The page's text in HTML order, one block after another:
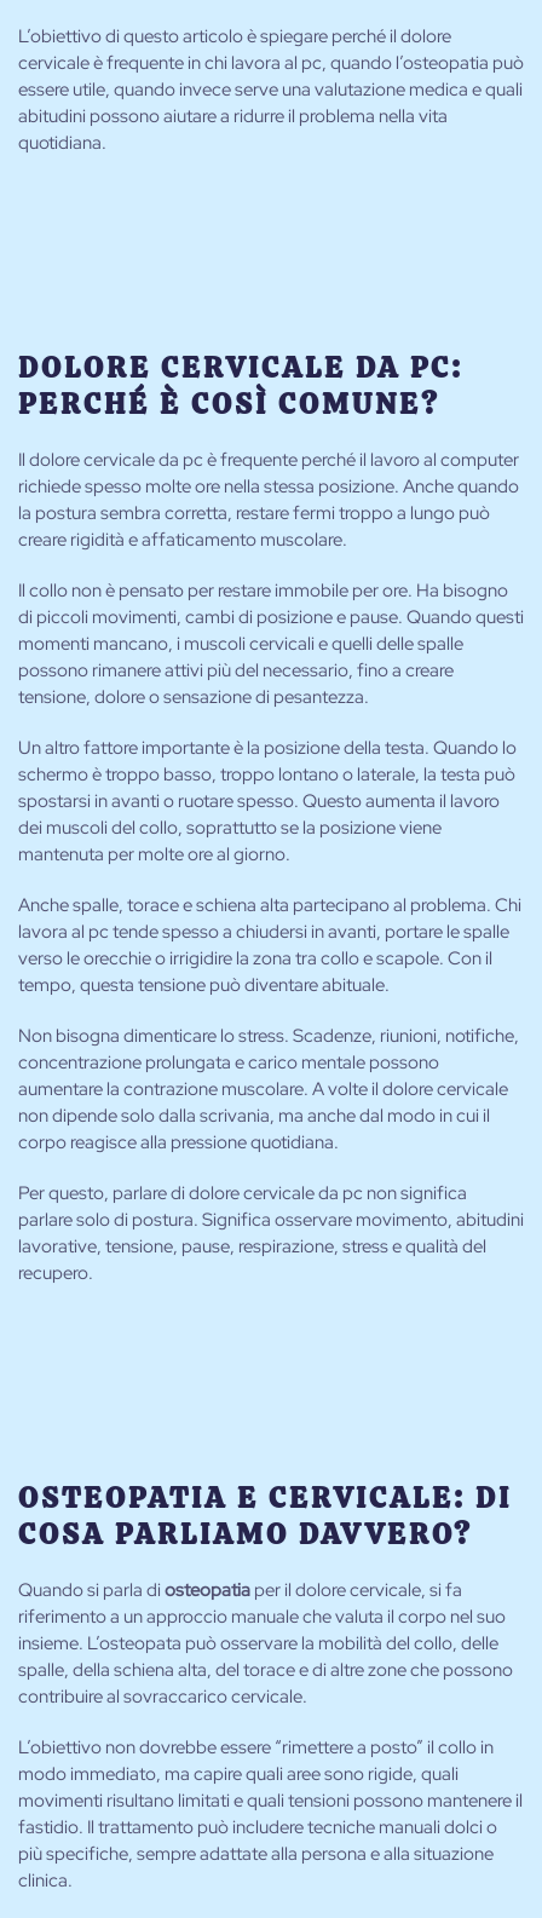
L’obiettivo di questo articolo è spiegare perché il dolore
cervicale è frequente in chi lavora al pc, quando l’osteopatia può
essere utile, quando invece serve una valutazione medica e quali
abitudini possono aiutare a ridurre il problema nella vita
quotidiana.
DOLORE CERVICALE DA PC:
PERCHÉ È COSÌ COMUNE?
Il dolore cervicale da pc è frequente perché il lavoro al computer
richiede spesso molte ore nella stessa posizione. Anche quando
la postura sembra corretta, restare fermi troppo a lungo può
creare rigidità e affaticamento muscolare.
Il collo non è pensato per restare immobile per ore. Ha bisogno
di piccoli movimenti, cambi di posizione e pause. Quando questi
momenti mancano, i muscoli cervicali e quelli delle spalle
possono rimanere attivi più del necessario, fino a creare
tensione, dolore o sensazione di pesantezza.
Un altro fattore importante è la posizione della testa. Quando lo
schermo è troppo basso, troppo lontano o laterale, la testa può
spostarsi in avanti o ruotare spesso. Questo aumenta il lavoro
dei muscoli del collo, soprattutto se la posizione viene
mantenuta per molte ore al giorno.
Anche spalle, torace e schiena alta partecipano al problema. Chi
lavora al pc tende spesso a chiudersi in avanti, portare le spalle
verso le orecchie o irrigidire la zona tra collo e scapole. Con il
tempo, questa tensione può diventare abituale.
Non bisogna dimenticare lo stress. Scadenze, riunioni, notifiche,
concentrazione prolungata e carico mentale possono
aumentare la contrazione muscolare. A volte il dolore cervicale
non dipende solo dalla scrivania, ma anche dal modo in cui il
corpo reagisce alla pressione quotidiana.
Per questo, parlare di dolore cervicale da pc non significa
parlare solo di postura. Significa osservare movimento, abitudini
lavorative, tensione, pause, respirazione, stress e qualità del
recupero.
OSTEOPATIA E CERVICALE: DI
COSA PARLIAMO DAVVERO?
Quando si parla di osteopatia per il dolore cervicale, si fa
riferimento a un approccio manuale che valuta il corpo nel suo
insieme. L’osteopata può osservare la mobilità del collo, delle
spalle, della schiena alta, del torace e di altre zone che possono
contribuire al sovraccarico cervicale.
L’obiettivo non dovrebbe essere “rimettere a posto” il collo in
modo immediato, ma capire quali aree sono rigide, quali
movimenti risultano limitati e quali tensioni possono mantenere il
fastidio. Il trattamento può includere tecniche manuali dolci o
più specifiche, sempre adattate alla persona e alla situazione
clinica.